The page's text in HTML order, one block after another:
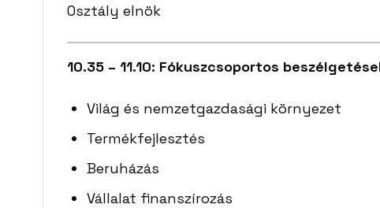
Osztály elnök
10.35 – 11.10: Fókuszcsoportos
Világ és nemzetgazdasági környezet
Termékfejlesztés
Beruházás
Vállalat finanszírozás